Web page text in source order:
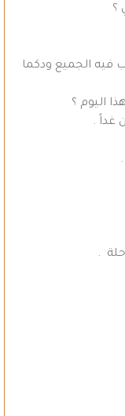
؟
فيه الجميع ودكما
اليوم ؟
غداً .
.